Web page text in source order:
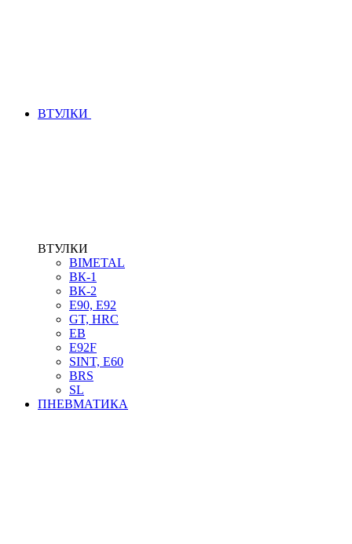
ВТУЛКИ
ВТУЛКИ
BIMETAL
ВК-1
ВК-2
Е90, E92
GT, HRC
EB
Е92F
SINT, E60
BRS
SL
ПНЕВМАТИКА